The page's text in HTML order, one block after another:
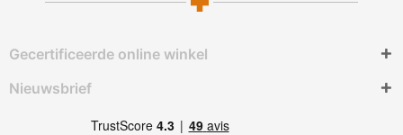
Gecertificeerde online winkel
Nieuwsbrief